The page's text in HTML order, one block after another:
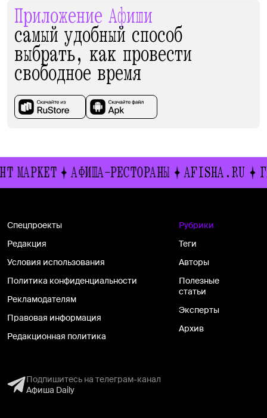
Приложение Афиши
самый удобный способ
выбрать, как провести
свободное время
АФИША-РЕСТОРАНЫ AFISHA.RU
Спецпроекты
Редакция
Условия использования
Политика конфиденциальности
Рекламодателям
Правовая информация
Редакционная политика
Рубрики
Теги
Авторы
Полезные
статьи
Эксперты
Архив
Подпишитесь на телеграм-канал
Афиша Daily